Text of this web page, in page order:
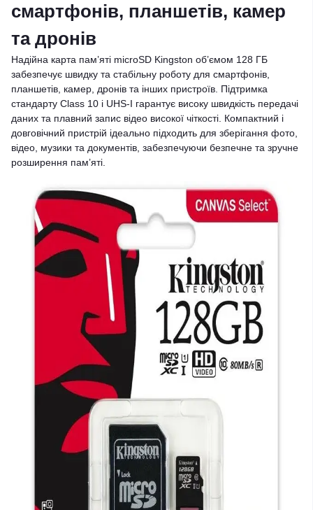
смартфонів, планшетів, камер
та дронів
Надійна карта пам’яті microSD Kingston об’ємом 128 ГБ
забезпечує швидку та стабільну роботу для смартфонів,
планшетів, камер, дронів та інших пристроїв. Підтримка
стандарту Class 10 і UHS-I гарантує високу швидкість передачі
даних та плавний запис відео високої чіткості. Компактний і
довговічний пристрій ідеально підходить для зберігання фото,
відео, музики та документів, забезпечуючи безпечне та зручне
розширення пам’яті.